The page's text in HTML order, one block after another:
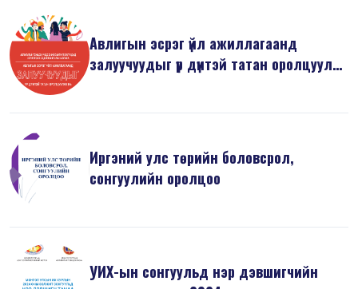
Авлигын эсрэг үйл ажиллагаанд
залуучуудыг үр дүнтэй татан оролцуулах
Иргэний улс төрийн боловсрол,
сонгуулийн оролцоо
УИХ-ын сонгуульд нэр дэвшигчийн